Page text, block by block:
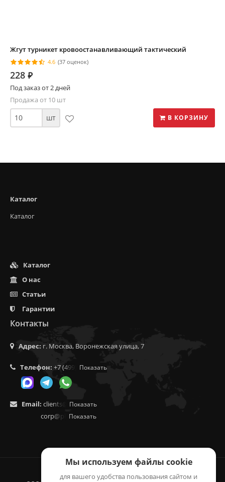
Жгут турникет кровоостанавливающий тактический
4.6 (37 оценок)
228 ⃏
Под заказ от 2 дней
Продажа от 10 шт
шт В КОРЗИНУ
Каталог
Каталог
Каталог
О нас
Статьи
Гарантии
Контакты
Адрес: г. Москва, Воронежская улица, 7
Телефон: +7 (499) 350-55-05
Показать
Email: clients@f9.market
Показать
corp@phoenix9.ru
Показать
Мы используем файлы cookie
для вашего удобства пользования сайтом и